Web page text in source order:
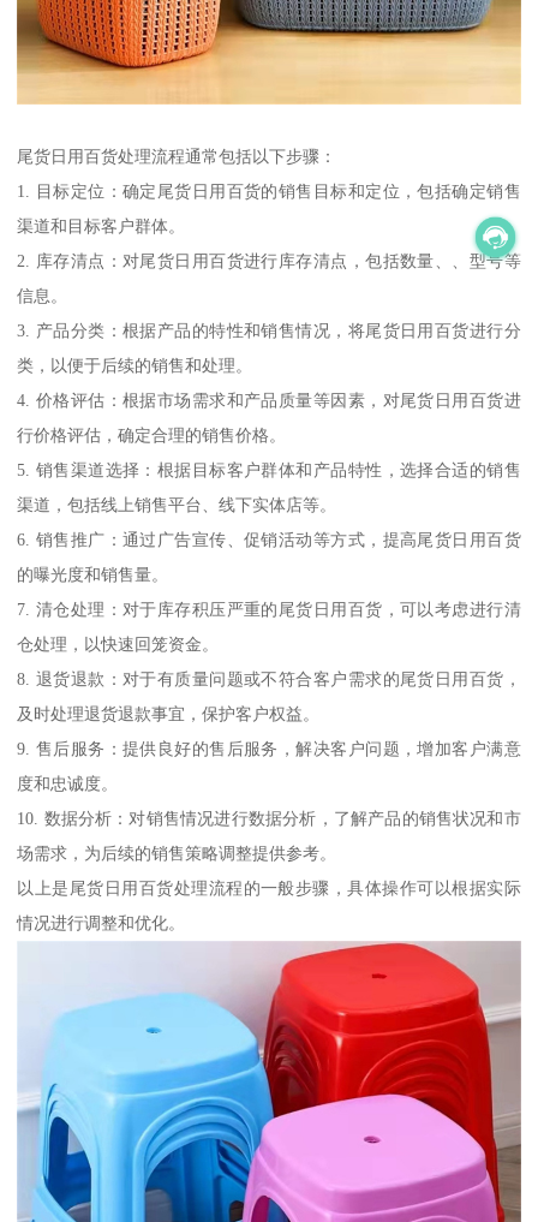
尾货日用百货处理流程通常包括以下步骤：
1. 目标定位：确定尾货日用百货的销售目标和定位，包括确定销售
渠道和目标客户群体。
2. 库存清点：对尾货日用百货进行库存清点，包括数量、、型号等
信息。
3. 产品分类：根据产品的特性和销售情况，将尾货日用百货进行分
类，以便于后续的销售和处理。
4. 价格评估：根据市场需求和产品质量等因素，对尾货日用百货进
行价格评估，确定合理的销售价格。
5. 销售渠道选择：根据目标客户群体和产品特性，选择合适的销售
渠道，包括线上销售平台、线下实体店等。
6. 销售推广：通过广告宣传、促销活动等方式，提高尾货日用百货
的曝光度和销售量。
7. 清仓处理：对于库存积压严重的尾货日用百货，可以考虑进行清
仓处理，以快速回笼资金。
8. 退货退款：对于有质量问题或不符合客户需求的尾货日用百货，
及时处理退货退款事宜，保护客户权益。
9. 售后服务：提供良好的售后服务，解决客户问题，增加客户满意
度和忠诚度。
10. 数据分析：对销售情况进行数据分析，了解产品的销售状况和市
场需求，为后续的销售策略调整提供参考。
以上是尾货日用百货处理流程的一般步骤，具体操作可以根据实际
情况进行调整和优化。